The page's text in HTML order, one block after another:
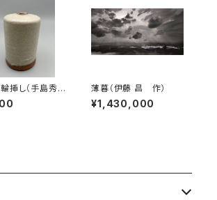
挿し（手島秀
薄暮（伊藤 昌 作）
¥1,430,000